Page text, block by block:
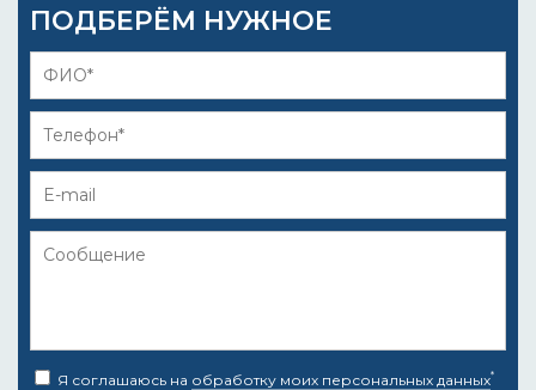
ПОДБЕРЁМ НУЖНОЕ
Я соглашаюсь на обработку моих персональных данных*